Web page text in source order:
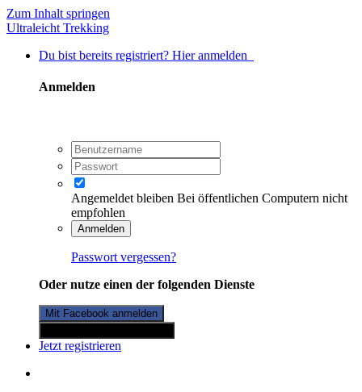
Zum Inhalt springen
Ultraleicht Trekking
Du bist bereits registriert? Hier anmelden
Anmelden
Angemeldet bleiben Bei öffentlichen Computern nicht
empfohlen
Anmelden
Passwort vergessen?
Oder nutze einen der folgenden Dienste
Mit Facebook anmelden
Jetzt registrieren